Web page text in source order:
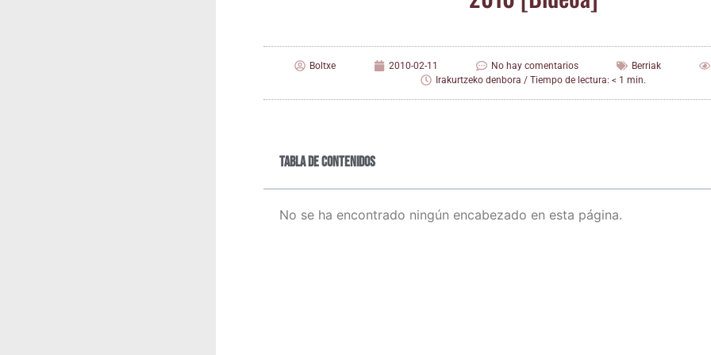
Boltxe 2010-02-11 No hay comentarios Berriak
Irakurtzeko denbora / Tiempo de lectura: < 1 min.
Tabla de contenidos
No se ha encontrado ningún encabezado en esta página.